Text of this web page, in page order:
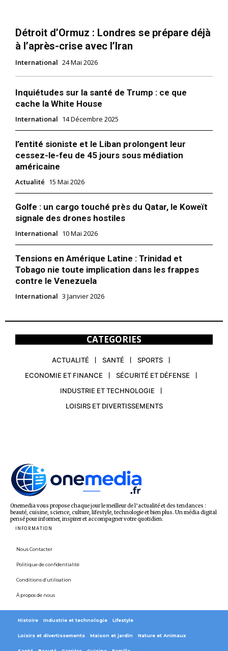
Détroit d’Ormuz : Londres se prépare déjà
à l’après-crise avec l’Iran
International 24 Mai 2026
Inquiétudes sur la santé de Trump : ce que
cache la White House
International 14 Décembre 2025
l’entité sioniste et le Liban prolongent leur
cessez-le-feu de 45 jours sous médiation
américaine
Actualité 15 Mai 2026
Golfe : un cargo touché près du Qatar, le Koweït
signale des drones hostiles
International 10 Mai 2026
Tensions en Amérique Latine : Trinidad et
Tobago nie toute implication dans les frappes
contre le Venezuela
International 3 Janvier 2026
CATEGORIES
ACTUALITÉ SANTÉ
SPORTS
ECONOMIE ET FINANCE
SÉCURITÉ ET DÉFENSE
INDUSTRIE ET TECHNOLOGIE
LOISIRS ET DIVERTISSEMENTS
Onemedia vous propose chaque jour le meilleur de l’actualité et des tendances :
beauté, cuisine, science, culture, lifestyle, technologie et bien plus. Un média digital
pensé pour informer, inspirer et accompagner votre quotidien.
INFORMATION
Nous Contacter
Politique de confidentialité
Conditions d’utilisation
À propos de nous
Histoire Industrie et technologie Lifestyle
Loisirs et divertissements Maison et jardin Nature et Animaux